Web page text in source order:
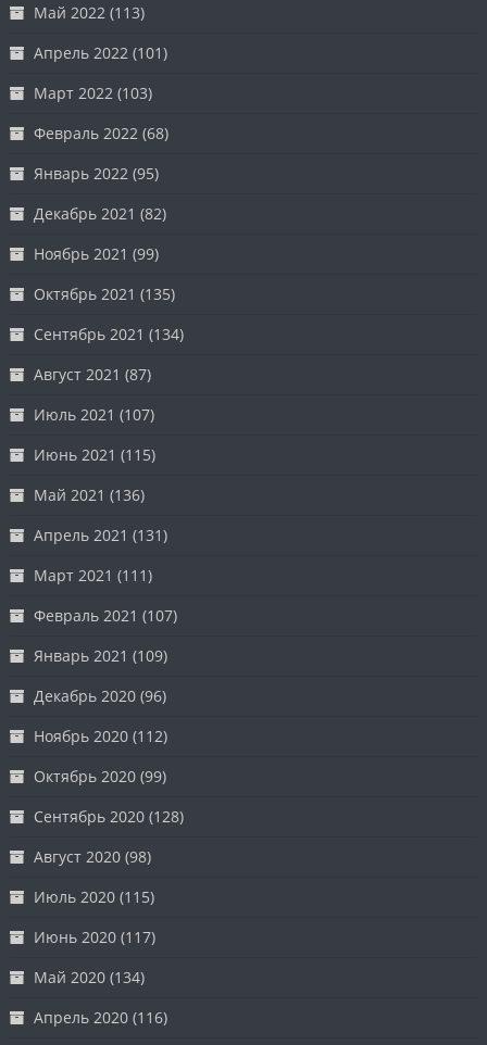
Май 2022 (113)
Апрель 2022 (101)
Март 2022 (103)
Февраль 2022 (68)
Январь 2022 (95)
Декабрь 2021 (82)
Ноябрь 2021 (99)
Октябрь 2021 (135)
Сентябрь 2021 (134)
Август 2021 (87)
Июль 2021 (107)
Июнь 2021 (115)
Май 2021 (136)
Апрель 2021 (131)
Март 2021 (111)
Февраль 2021 (107)
Январь 2021 (109)
Декабрь 2020 (96)
Ноябрь 2020 (112)
Октябрь 2020 (99)
Сентябрь 2020 (128)
Август 2020 (98)
Июль 2020 (115)
Июнь 2020 (117)
Май 2020 (134)
Апрель 2020 (116)